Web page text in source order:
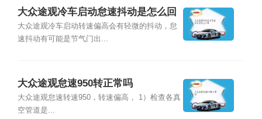
大众途观冷车启动怠速抖动是怎么回
事
大众途观冷车启动转速偏高会有轻微的抖动，怠
速抖动有可能是节气门出...
大众途观怠速950转正常吗
大众途观怠速转速950，转速偏高， 1）检查各真
空管道是...